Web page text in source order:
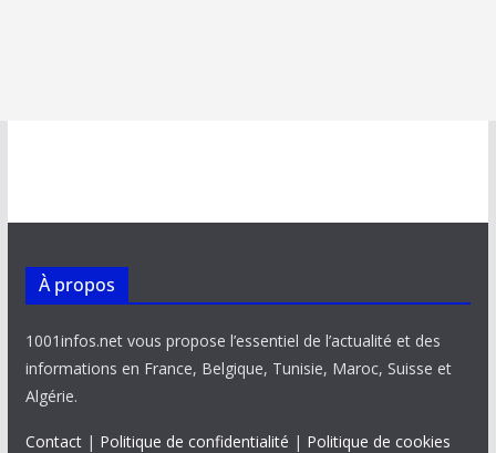
À propos
1001infos.net vous propose l’essentiel de l’actualité et des
informations en France, Belgique, Tunisie, Maroc, Suisse et
Algérie.
Contact| Politique de confidentialité | Politique de cookies